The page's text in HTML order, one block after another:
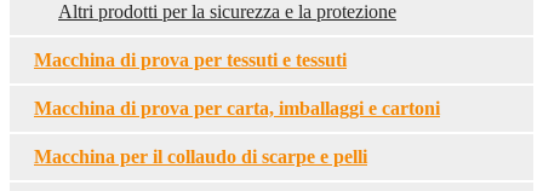
Altri prodotti per la sicurezza e la protezione
Macchina di prova per tessuti e tessuti
Macchina di prova per carta, imballaggi e cartoni
Macchina per il collaudo di scarpe e pelli